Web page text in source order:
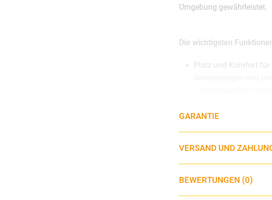
Umgebung gewährleistet.
Die wichtigsten
Platz und Komfort für
Luftzirkulation und
Verdeck mit UPF50+-
GARANTIE
VERSAND UND
BEWERTUNGEN (0)